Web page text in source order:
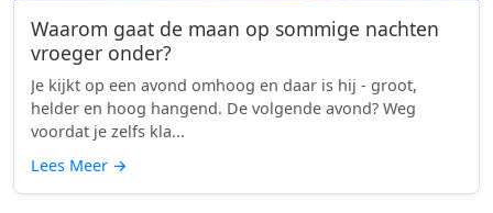
Waarom gaat de maan op sommige nachten
vroeger onder?
Je kijkt op een avond omhoog en daar is hij - groot,
helder en hoog hangend. De volgende avond? Weg
voordat je zelfs kla...
Lees Meer →